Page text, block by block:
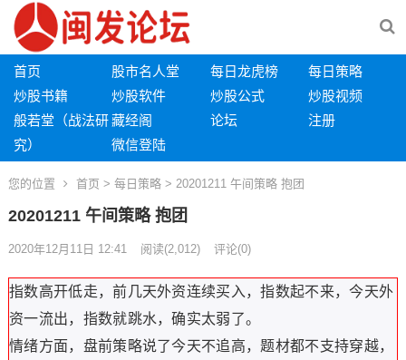
首页 股市名人堂 每日龙虎榜
每日策略
炒股书籍
炒股软件 炒股公式
炒股视频
般若堂（战法研
究）
藏经阁 论坛
注册
微信登陆
您的位置 首页 > 每日策略 > 20201211 午间策略 抱团
20201211 午间策略 抱团
2020年12月11日 12:41 阅读(2,012) 评论(0)
指数高开低走，前几天外资连续买入，指数起不来，今天外
资一流出，指数就跳水，确实太弱了。
情绪方面，盘前策略说了今天不追高，题材都不支持穿越，